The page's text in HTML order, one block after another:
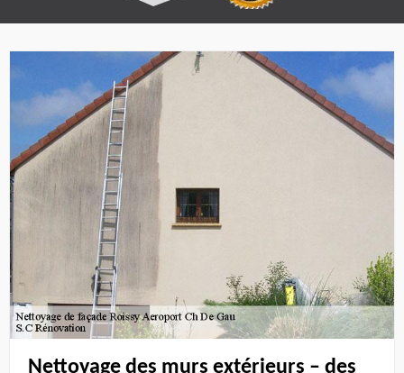
Nettoyage des murs extérieurs – des